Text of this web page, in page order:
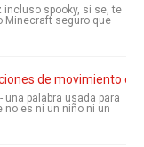
spooky, si se, te
Minecraft seguro que
de movimiento en
una palabra usada para
no es ni un niño ni un